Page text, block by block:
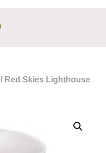
/ Red Skies Lighthouse